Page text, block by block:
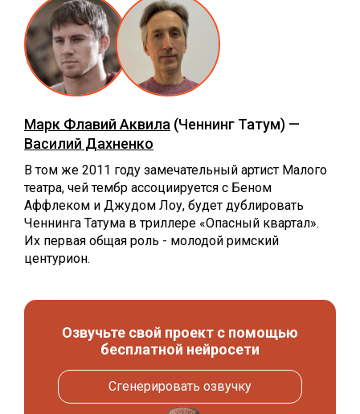
Марк Флавий Аквила (Ченнинг Татум) —
Василий Дахненко
В том же 2011 году замечательный артист Малого
театра, чей тембр ассоциируется с Беном
Аффлеком и Джудом Лоу, будет дублировать
Ченнинга Татума в триллере «Опасный квартал».
Их первая общая роль - молодой римский
центурион.
Озвучьте свой проект с помощью
бесплатной нейросети
Сгенерировать озвучку